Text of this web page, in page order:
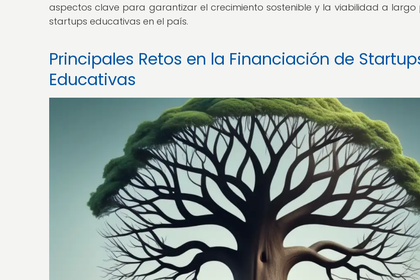
aspectos clave para garantizar el crecimiento sostenible y la viabilidad a largo
startups educativas en el país.
Principales Retos en la Financiación de
Educativas